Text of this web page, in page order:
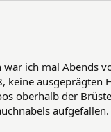
ich mal Abends
keine ausgeprägten
oberhalb der
aufgefallen.